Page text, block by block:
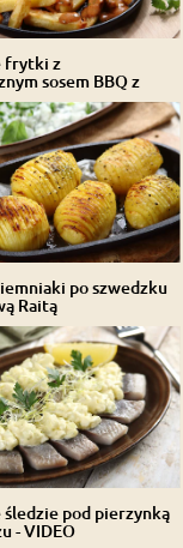
frytki z
sosem BBQ z
po szwedzku
Raitą
pod pierzynką
- VIDEO